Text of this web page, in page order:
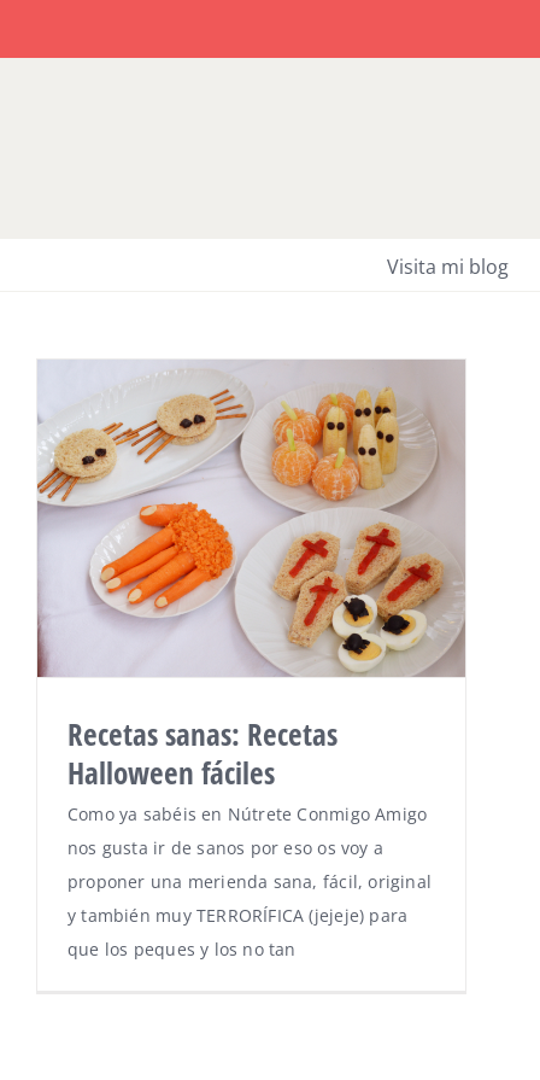
Visita mi blog
Recetas sanas: Recetas
Halloween fáciles
Como ya sabéis en Nútrete Conmigo Amigo
nos gusta ir de sanos por eso os voy a
proponer una merienda sana, fácil, original
y también muy TERRORÍFICA (jejeje) para
que los peques y los no tan